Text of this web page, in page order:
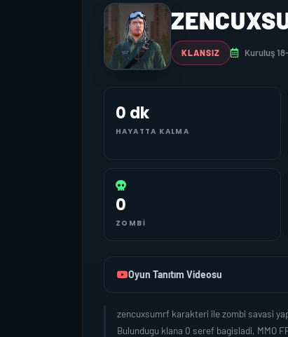
KLANSIZ Kuruluş
0 dk
HAYATTA KALMA
0
ZOMBI
Oyun Tanıtım Videosu
zencuxsumrf karakteri ile zombi savasi
Bulundugu klana 0 seref bagisladi, MMO